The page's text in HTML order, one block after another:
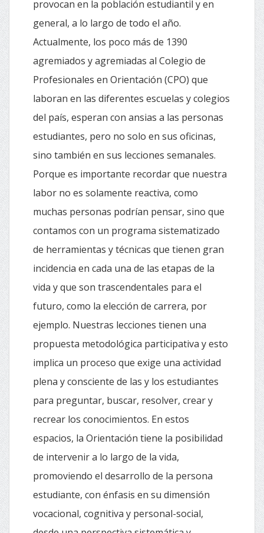
provocan en la población estudiantil y en
general, a lo largo de todo el año.
Actualmente, los poco más de 1390
agremiados y agremiadas al Colegio de
Profesionales en Orientación (CPO) que
laboran en las diferentes escuelas y colegios
del país, esperan con ansias a las personas
estudiantes, pero no solo en sus oficinas,
sino también en sus lecciones semanales.
Porque es importante recordar que nuestra
labor no es solamente reactiva, como
muchas personas podrían pensar, sino que
contamos con un programa sistematizado
de herramientas y técnicas que tienen gran
incidencia en cada una de las etapas de la
vida y que son trascendentales para el
futuro, como la elección de carrera, por
ejemplo. Nuestras lecciones tienen una
propuesta metodológica participativa y esto
implica un proceso que exige una actividad
plena y consciente de las y los estudiantes
para preguntar, buscar, resolver, crear y
recrear los conocimientos. En estos
espacios, la Orientación tiene la posibilidad
de intervenir a lo largo de la vida,
promoviendo el desarrollo de la persona
estudiante, con énfasis en su dimensión
vocacional, cognitiva y personal-social,